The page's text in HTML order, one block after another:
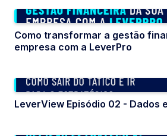
Como transformar a gestão
empresa com a LeverPro
LeverView Episódio 02 - Dados